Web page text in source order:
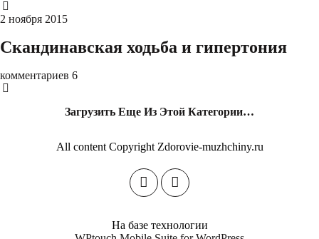
2 ноября 2015
Скандинавская ходьба и гипертония
комментариев 6
Загрузить Еще Из Этой Категории…
All content Copyright Zdorovie-muzhchiny.ru
На базе технологии